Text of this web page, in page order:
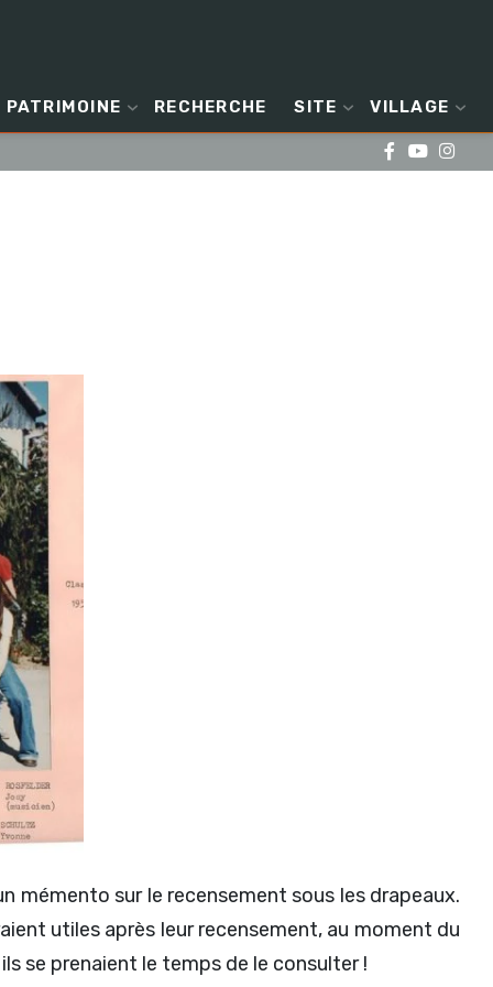
PATRIMOINE RECHERCHE SITE VILLAGE
mémento sur le recensement sous les drapeaux.
utiles après leur recensement, au moment du
se prenaient le temps de le consulter !